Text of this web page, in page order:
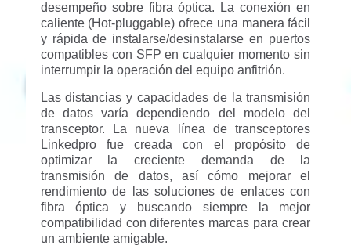
Piezas
cantidad
desempeño sobre fibra óptica. La conexión en
caliente (Hot-pluggable) ofrece una manera fácil
y rápida de instalarse/desinstalarse en puertos
compatibles con SFP en cualquier momento sin
interrumpir la operación del equipo anfitrión.
Las distancias y capacidades de la transmisión
de datos varía dependiendo del modelo del
transceptor. La nueva línea de transceptores
Linkedpro fue creada con el propósito de
optimizar la creciente demanda de la
transmisión de datos, así cómo mejorar el
rendimiento de las soluciones de enlaces con
fibra óptica y buscando siempre la mejor
compatibilidad con diferentes marcas para crear
un ambiente amigable.